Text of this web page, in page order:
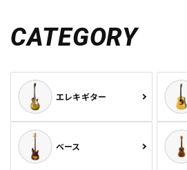
CATEGORY
エレキギター
ベース